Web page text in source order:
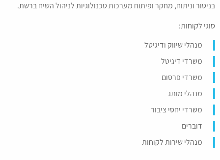
בניטור וניתוח, מחקר ופיתוח מערכות טכנולוגיות לניהול השיח ברשת.
סוגי לקוחות:
מנהלי שיווק ודיגיטל
משרדי דיגיטל
משרדי פרסום
מנהלי מותג
משרדי יחסי ציבור
דוברים
מנהלי שירות לקוחות